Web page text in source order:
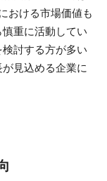
おける市場価値も
重に活動してい
討する方が多い
見込める企業に